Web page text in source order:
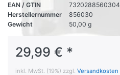
EAN / GTIN
7320288560304
Herstellernummer
856030
Gewicht
50,00 g
29,99 € *
inkl. MwSt. (19%) zzgl. Versandkosten